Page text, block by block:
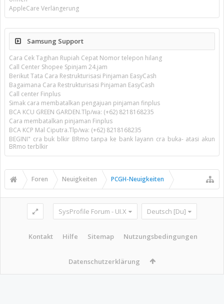
AppleCare Verlängerung
Samsung Support
Cara Cek Tagihan Rupiah Cepat Nomor telepon hilang
Call Center Shopee Spinjam 24.jam
Berikut Tata Cara Restrukturisasi Pinjaman EasyCash
Bagaimana Cara Restrukturisasi Pinjaman EasyCash
Call center Finplus
Simak cara membatalkan pengajuan pinjaman finplus
BCA KCU GREEN GARDEN.Tlp/wa: (+62) 8218168235
Cara membatalkan pinjaman Finplus
BCA KCP Mal Ciputra.Tlp/wa: (+62) 8218168235
BEGINI" cra buk blkir BRmo tanpa ke bank layann cra buka- atasi akun
BRmo terblkir
Foren Neuigkeiten PCGH-Neuigkeiten
SysProfile Forum - UI.X Deutsch [Du]
Kontakt Hilfe Sitemap Nutzungsbedingungen
Datenschutzerklärung